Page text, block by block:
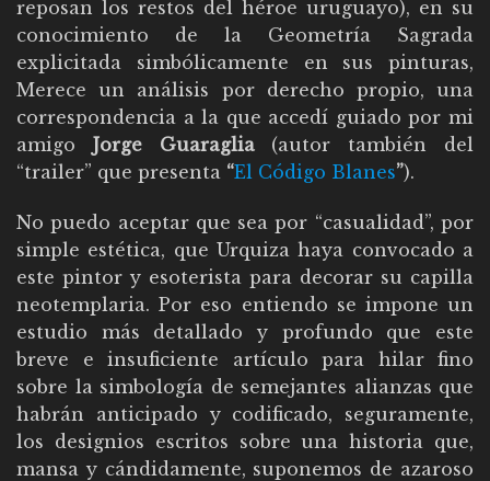
reposan los restos del héroe uruguayo), en su
conocimiento de la Geometría Sagrada
explicitada simbólicamente en sus pinturas,
Merece un análisis por derecho propio, una
correspondencia a la que accedí guiado por mi
amigo Jorge Guaraglia(autor también del
“trailer” que presenta “El Código Blanes”).
No puedo aceptar que sea por “casualidad”, por
simple estética, que Urquiza haya convocado a
este pintor y esoterista para decorar su capilla
neotemplaria. Por eso entiendo se impone un
estudio más detallado y profundo que este
breve e insuficiente artículo para hilar fino
sobre la simbología de semejantes alianzas que
habrán anticipado y codificado, seguramente,
los designios escritos sobre una historia que,
mansa y cándidamente, suponemos de azaroso